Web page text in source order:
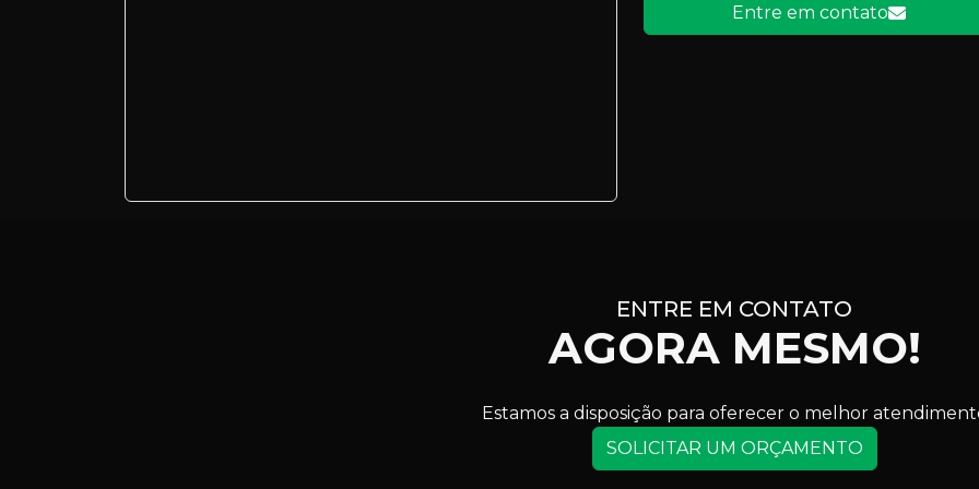
Entre em contato
ENTRE EM CONTATO
AGORA MESMO!
Estamos a disposição para oferecer o melhor
SOLICITAR UM ORÇAMENTO